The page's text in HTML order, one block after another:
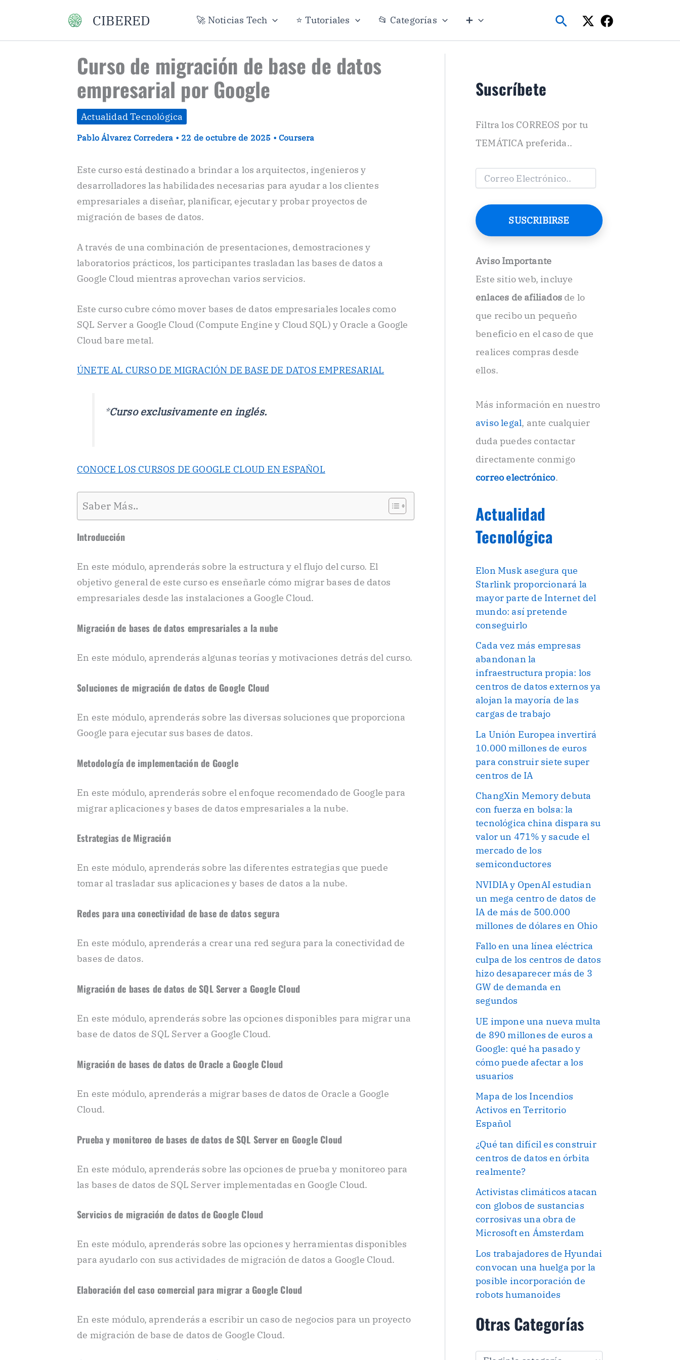
contenido
CIBERED 🚀 Noticias Tech ⭐ Tutoriales 📂 Categorías ➕ Buscar
Curso de migración de base de datos
empresarial por Google
Actualidad Tecnológica
Pablo Álvarez Corredera • 22 de octubre de 2025 •Coursera
Este curso está destinado a brindar a los arquitectos, ingenieros y
desarrolladores las habilidades necesarias para ayudar a los clientes
empresariales a diseñar, planificar, ejecutar y probar proyectos de
migración de bases de datos.
A través de una combinación de presentaciones, demostraciones y
laboratorios prácticos, los participantes trasladan las bases de datos a
Google Cloud mientras aprovechan varios servicios.
Este curso cubre cómo mover bases de datos empresariales locales como
SQL Server a Google Cloud (Compute Engine y Cloud SQL) y Oracle a Google
Cloud bare metal.
ÚNETE AL CURSO DE MIGRACIÓN DE BASE DE DATOS EMPRESARIAL
*Curso exclusivamente en inglés.
CONOCE LOS CURSOS DE GOOGLE CLOUD EN ESPAÑOL
Saber Más..
Introducción
En este módulo, aprenderás sobre la estructura y el flujo del curso. El
objetivo general de este curso es enseñarle cómo migrar bases de datos
empresariales desde las instalaciones a Google Cloud.
Migración de bases de datos empresariales a la nube
En este módulo, aprenderás algunas teorías y motivaciones detrás del curso.
Soluciones de migración de datos de Google Cloud
En este módulo, aprenderás sobre las diversas soluciones que proporciona
Google para ejecutar sus bases de datos.
Metodología de implementación de Google
En este módulo, aprenderás sobre el enfoque recomendado de Google para
migrar aplicaciones y bases de datos empresariales a la nube.
Estrategias de Migración
En este módulo, aprenderás sobre las diferentes estrategias que puede
tomar al trasladar sus aplicaciones y bases de datos a la nube.
Redes para una conectividad de base de datos segura
En este módulo, aprenderás a crear una red segura para la conectividad de
bases de datos.
Migración de bases de datos de SQL Server a Google Cloud
En este módulo, aprenderás sobre las opciones disponibles para migrar una
base de datos de SQL Server a Google Cloud.
Migración de bases de datos de Oracle a Google Cloud
En este módulo, aprenderás a migrar bases de datos de Oracle a Google
Cloud.
Prueba y monitoreo de bases de datos de SQL Server en Google Cloud
En este módulo, aprenderás sobre las opciones de prueba y monitoreo para
las bases de datos de SQL Server implementadas en Google Cloud.
Servicios de migración de datos de Google Cloud
En este módulo, aprenderás sobre las opciones y herramientas disponibles
para ayudarlo con sus actividades de migración de datos a Google Cloud.
Elaboración del caso comercial para migrar a Google Cloud
En este módulo, aprenderás a escribir un caso de negocios para un proyecto
de migración de base de datos de Google Cloud.
Suscríbete
Filtra los CORREOS por tu
TEMÁTICA preferida..
C
e
o
E
c
t
r
ó
i
o
.
SUSCRIBIRSE
Aviso Importante
Este sitio web, incluye
enlaces de afiliados de lo
que recibo un pequeño
beneficio en el caso de que
realices compras desde
ellos.
Más información en nuestro
aviso legal, ante cualquier
duda puedes contactar
directamente conmigo
correo electrónico.
Actualidad
Tecnológica
Elon Musk asegura que
Starlink proporcionará la
mayor parte de Internet del
mundo: así pretende
conseguirlo
Cada vez más empresas
abandonan la
infraestructura propia: los
centros de datos externos ya
alojan la mayoría de las
cargas de trabajo
La Unión Europea invertirá
10.000 millones de euros
para construir siete super
centros de IA
ChangXin Memory debuta
con fuerza en bolsa: la
tecnológica china dispara su
valor un 471% y sacude el
mercado de los
semiconductores
NVIDIA y OpenAI estudian
un mega centro de datos de
IA de más de 500.000
millones de dólares en Ohio
Fallo en una línea eléctrica
culpa de los centros de datos
hizo desaparecer más de 3
GW de demanda en
segundos
UE impone una nueva multa
de 890 millones de euros a
Google: qué ha pasado y
cómo puede afectar a los
usuarios
Mapa de los Incendios
Activos en Territorio
Español
¿Qué tan difícil es construir
centros de datos en órbita
realmente?
Activistas climáticos atacan
con globos de sustancias
corrosivas una obra de
Microsoft en Ámsterdam
Los trabajadores de Hyundai
convocan una huelga por la
posible incorporación de
robots humanoides
Otras Categorías
O